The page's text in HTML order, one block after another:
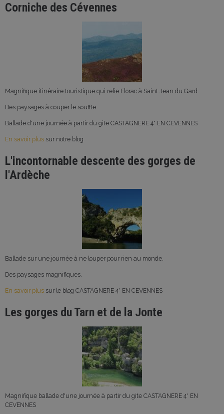
Corniche des Cévennes
Magnifique itinéraire touristique qui relie Florac à Saint Jean du Gard.
Des paysages à couper le souffle.
Ballade d'une journée à partir du gite CASTAGNERE 4* EN CEVENNES
En savoir plus sur notre blog
L'incontornable descente des gorges de
l'Ardèche
Ballade sur une journée à ne louper pour rien au monde.
Des paysages magnifiques.
En savoir plus sur le blog CASTAGNERE 4* EN CEVENNES
Les gorges du Tarn et de la Jonte
Magnifique ballade d'une journée à partir du gite CASTAGNERE 4* EN
CEVENNES